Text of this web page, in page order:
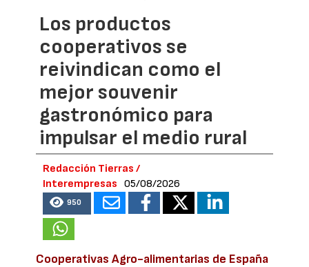
Los productos
cooperativos se
reivindican como el
mejor souvenir
gastronómico para
impulsar el medio rural
Redacción Tierras /
Interempresas
05/08/2026
950
Cooperativas Agro-alimentarias de España